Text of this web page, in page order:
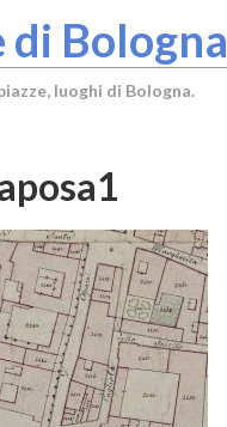
Bologna
luoghi di Bologna.